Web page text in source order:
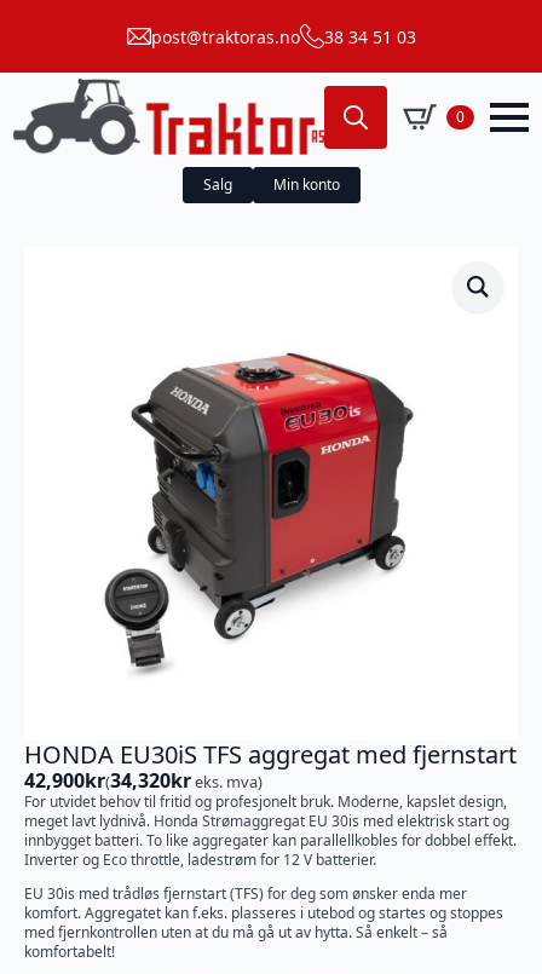
post@traktoras.no 38 34 51 03
Search
for:
0
Salg Min konto
HONDA EU30iS TFS aggregat med fjernstart
42,900kr(34,320kreks. mva)
For utvidet behov til fritid og profesjonelt bruk. Moderne, kapslet design,
meget lavt lydnivå. Honda Strømaggregat EU 30is med elektrisk start og
innbygget batteri. To like aggregater kan parallellkobles for dobbel effekt.
Inverter og Eco throttle, ladestrøm for 12 V batterier.
EU 30is med trådløs fjernstart (TFS) for deg som ønsker enda mer
komfort. Aggregatet kan f.eks. plasseres i utebod og startes og stoppes
med fjernkontrollen uten at du må gå ut av hytta. Så enkelt – så
komfortabelt!